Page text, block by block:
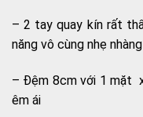
– 2 tay quay kín rất
năng vô cùng nhẹ nhàng
– Đệm 8cm với 1 mặt
êm ái